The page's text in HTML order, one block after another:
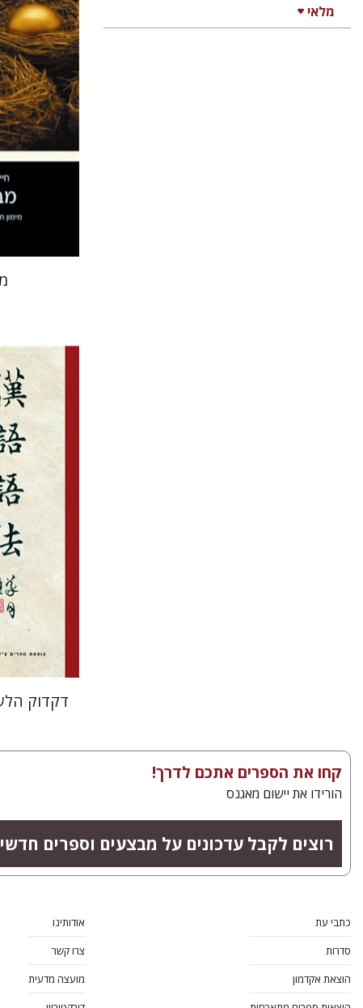
מלאי
ליהי
דקדוק
קחו את הספרים אתכם לדרך!
הורידו את יישום מאגנס
רוצים לקבל עדכונים על מבצעים וספרים
כתבי עת
סדרות
הוצאת אקדמון
אודותינו
צרו קשר
מועצה מדעית